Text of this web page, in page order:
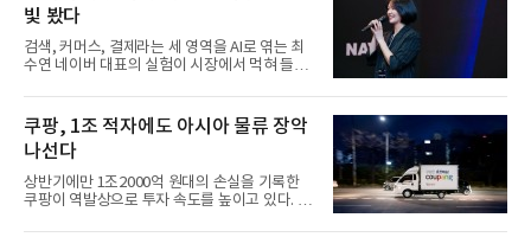
빛 봤다
검색, 커머스, 결제라는 세 영역을 AI로 엮는 최
수연 네이버 대표의 실험이 시장에서 먹혀 들어
쿠팡, 1조 적자에도 아시아 물류 장악
나선다
상반기에만 1조2000억 원대의 손실을 기록한
쿠팡이 역발상으로 투자 속도를 높이고 있다. 이